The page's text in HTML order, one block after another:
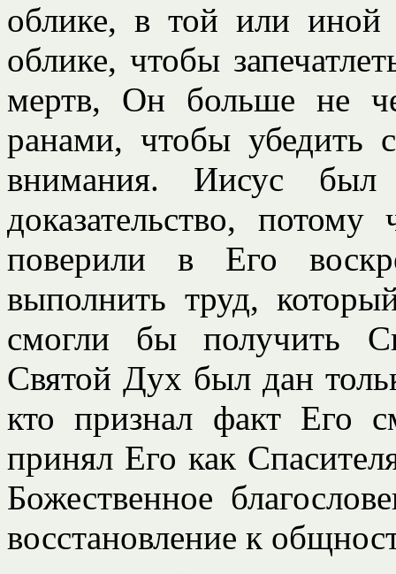
облике, в той или
облике, чтобы
мертв, Он больше не
ранами, чтобы убедить
внимания. Иисус
доказательство,
поверили в Его
выполнить труд,
смогли бы получить
Святой Дух был дан
кто признал факт Его
принял Его как
Божественное
восстановление к